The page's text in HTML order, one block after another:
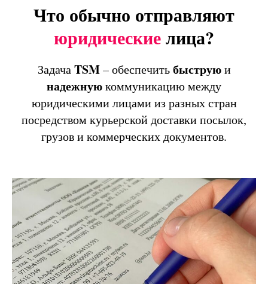
Что обычно отправляют
юридическиелица?
ЗадачаTSM– обеспечитьбыструюи
надежнуюкоммуникацию между
юридическими лицами из разных стран
посредством курьерской доставки посылок,
грузов и коммерческих документов.